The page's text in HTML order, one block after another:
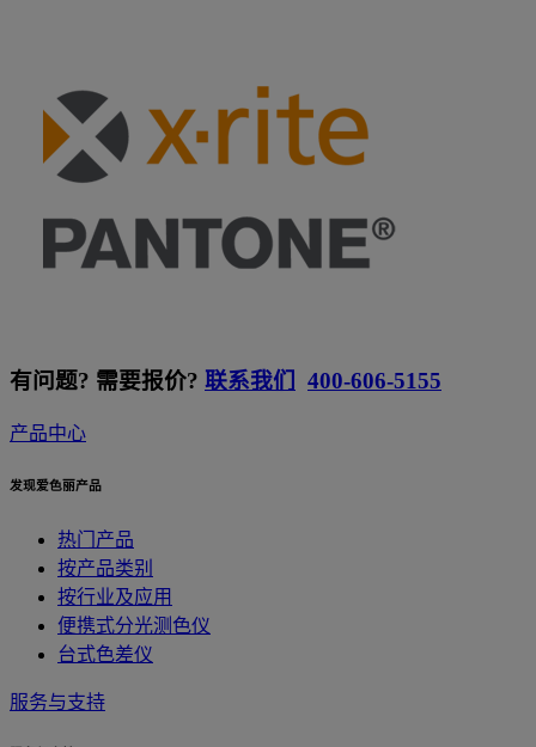
有问题? 需要报价? 联系我们 400-606-5155
产品中心
发现爱色丽产品
热门产品
按产品类别
按行业及应用
便携式分光测色仪
台式色差仪
服务与支持